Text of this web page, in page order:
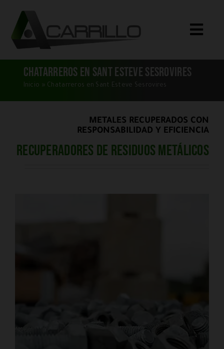
contenido
Toggle
Inicio
Qué Compramos
Blog
Chatarreros en Sant Esteve Sesrovires
Inicio » Chatarreros en Sant Esteve Sesrovires
METALES RECUPERADOS CON
RESPONSABILIDAD Y EFICIENCIA
Recuperadores de residuos metálicos